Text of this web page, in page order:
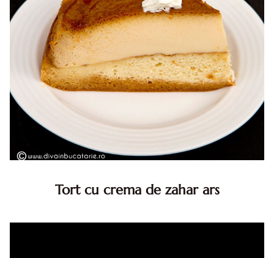
Tort cu crema de zahar ars